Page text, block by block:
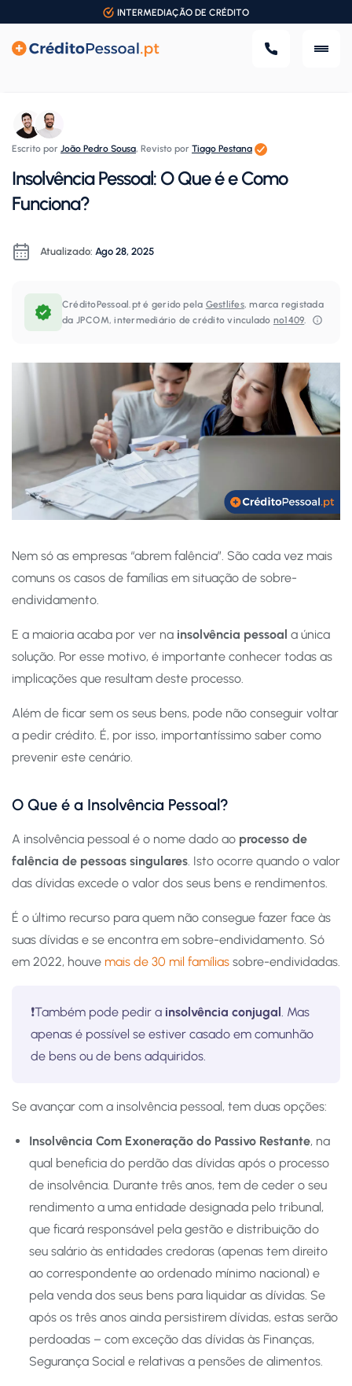
INTERMEDIAÇÃO DE CRÉDITO
Escrito por João Pedro Sousa, Revisto por Tiago Pestana
Insolvência Pessoal: O Que é e Como
Funciona?
Atualizado: Ago 28, 2025
CréditoPessoal.pt é gerido pela Gestlifes, marca registada
da JPCOM, intermediário de crédito vinculado nº1409.⁠
Nem só as empresas “abrem falência”. São cada vez mais
comuns os casos de famílias em situação de sobre-
endividamento.
E a maioria acaba por ver na insolvência pessoal a única
solução. Por esse motivo, é importante conhecer todas as
implicações que resultam deste processo.
Além de ficar sem os seus bens, pode não conseguir voltar
a pedir crédito. É, por isso, importantíssimo saber como
prevenir este cenário.
O Que é a Insolvência Pessoal?
A insolvência pessoal é o nome dado ao processo de
falência de pessoas singulares. Isto ocorre quando o valor
das dívidas excede o valor dos seus bens e rendimentos.
É o último recurso para quem não consegue fazer face às
suas dívidas e se encontra em sobre-endividamento. Só
em 2022, houve mais de 30 mil famílias sobre-endividadas.
❗Também pode pedir a insolvência conjugal. Mas
apenas é possível se estiver casado em comunhão
de bens ou de bens adquiridos.
Se avançar com a insolvência pessoal, tem duas opções:
Insolvência Com Exoneração do Passivo Restante, na
qual beneficia do perdão das dívidas após o processo
de insolvência. Durante três anos, tem de ceder o seu
rendimento a uma entidade designada pelo tribunal,
que ficará responsável pela gestão e distribuição do
seu salário às entidades credoras (apenas tem direito
ao correspondente ao ordenado mínimo nacional) e
pela venda dos seus bens para liquidar as dívidas. Se
após os três anos ainda persistirem dívidas, estas serão
perdoadas – com exceção das dívidas às Finanças,
Segurança Social e relativas a pensões de alimentos.